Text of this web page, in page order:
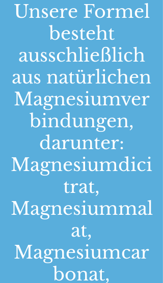
Unsere Formel
besteht
ausschließlich
aus natürlichen
Magnesiumver
bindungen,
darunter:
Magnesiumdici
trat,
Magnesiummal
at,
Magnesiumcar
bonat,